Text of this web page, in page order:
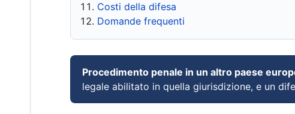
Costi della difesa
Domande frequenti
Procedimento penale in un altro paese
legale abilitato in quella giurisdizione, e un